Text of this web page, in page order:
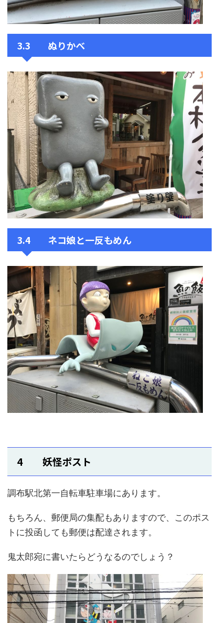
3.3 ぬりかべ
3.4 ネコ娘と一反もめん
4 妖怪ポスト
調布駅北第一自転車駐車場にあります。
もちろん、郵便局の集配もありますので、このポス
トに投函しても郵便は配達されます。
鬼太郎宛に書いたらどうなるのでしょう？